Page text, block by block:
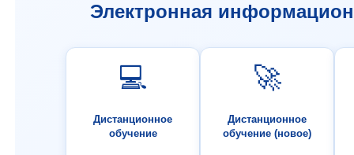
Электронная
💻
Дистанционное
обучение
🚀
Дистанционное
обучение (новое)